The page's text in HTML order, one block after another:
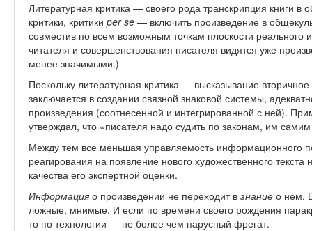
Литературная критика — своего рода транскрипция книги
критики, критики per se — включить произведение в
совместив по всем возможным точкам плоскости реального
читателя и совершенствования писателя видятся уже
менее значимыми.)
Поскольку литературная критика — высказывание
заключается в создании связной знаковой системы,
произведения (соотнесенной и интегрированной с ней).
утверждал, что «писателя надо судить по законам, им
Между тем все меньшая управляемость информационного
реагирования на появление нового художественного
качества его экспертной оценки.
Информация о произведении не переходит в знание о нем.
ложные, мнимые. И если по времени своего рождения
то по технологии — не более чем парусный фрегат.